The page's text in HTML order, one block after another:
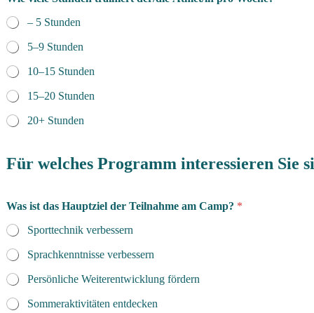
– 5 Stunden
5–9 Stunden
10–15 Stunden
15–20 Stunden
20+ Stunden
Für welches Programm interessieren Sie
Was ist das Hauptziel der Teilnahme am Camp? *
Sporttechnik verbessern
Sprachkenntnisse verbessern
Persönliche Weiterentwicklung fördern
Sommeraktivitäten entdecken